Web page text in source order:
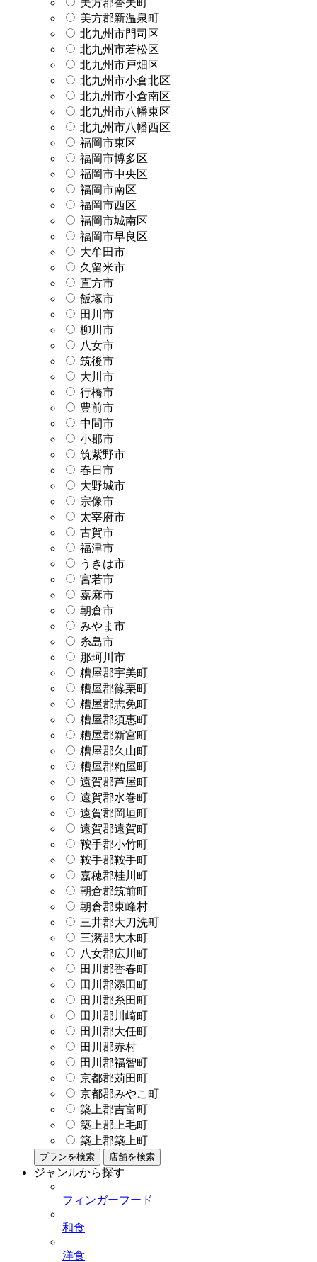
美方郡新温泉町
北九州市門司区
北九州市若松区
北九州市戸畑区
北九州市小倉北区
北九州市小倉南区
北九州市八幡東区
北九州市八幡西区
福岡市東区
福岡市博多区
福岡市中央区
福岡市南区
福岡市西区
福岡市城南区
福岡市早良区
大牟田市
久留米市
直方市
飯塚市
田川市
柳川市
八女市
筑後市
大川市
行橋市
豊前市
中間市
小郡市
筑紫野市
春日市
大野城市
宗像市
太宰府市
古賀市
福津市
うきは市
宮若市
嘉麻市
朝倉市
みやま市
糸島市
那珂川市
糟屋郡宇美町
糟屋郡篠栗町
糟屋郡志免町
糟屋郡須惠町
糟屋郡新宮町
糟屋郡久山町
糟屋郡粕屋町
遠賀郡芦屋町
遠賀郡水巻町
遠賀郡岡垣町
遠賀郡遠賀町
鞍手郡小竹町
鞍手郡鞍手町
嘉穂郡桂川町
朝倉郡筑前町
朝倉郡東峰村
三井郡大刀洗町
三潴郡大木町
八女郡広川町
田川郡香春町
田川郡添田町
田川郡糸田町
田川郡川崎町
田川郡大任町
田川郡赤村
田川郡福智町
京都郡苅田町
京都郡みやこ町
築上郡吉富町
築上郡上毛町
築上郡築上町
プランを検索 店舗を検索
ジャンルから探す
フィンガーフード
和食
洋食